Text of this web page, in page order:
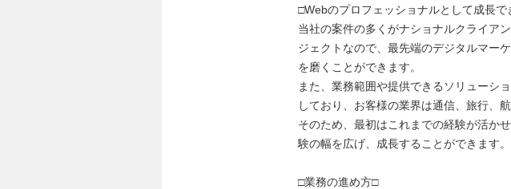
□Webのプロフェッショナルとして成長で
当社の案件の多くがナショナルクライア
ジェクトなので、最先端のデジタルマー
を磨くことができます。
また、業務範囲や提供できるソリューシ
しており、お客様の業界は通信、旅行、
そのため、最初はこれまでの経験が活か
験の幅を広げ、成長することができます。
□業務の進め方□